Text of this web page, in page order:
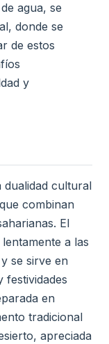
agua, se
donde se
de estos
y
dualidad cultural
combinan
El
a las
se sirve en
festividades
en
tradicional
apreciada